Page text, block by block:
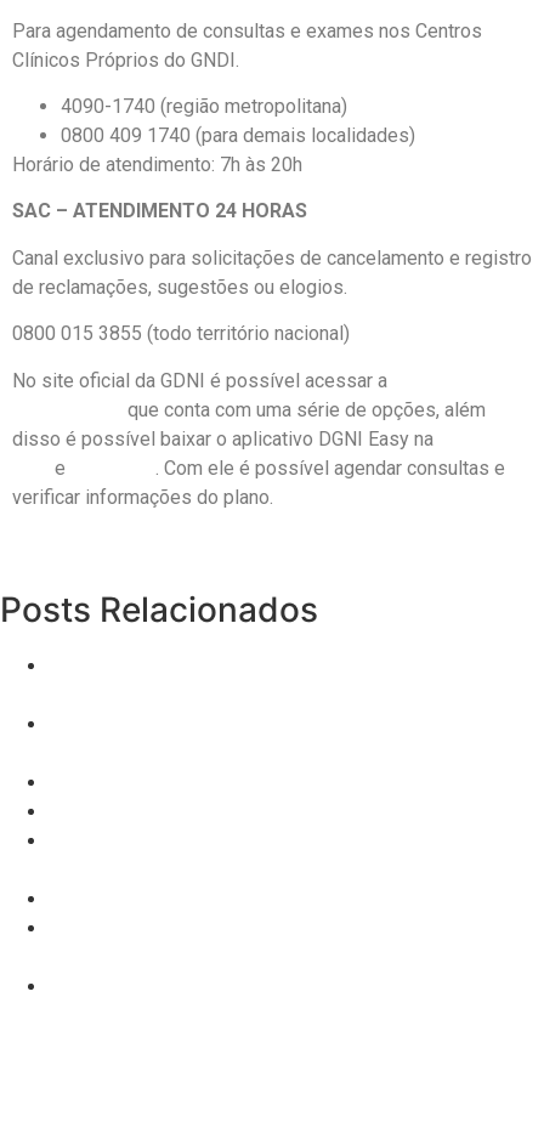
Para agendamento de consultas e exames nos Centros
Clínicos Próprios do GNDI.
4090-1740 (região metropolitana)
0800 409 1740 (para demais localidades)
Horário de atendimento: 7h às 20h
SAC – ATENDIMENTO 24 HORAS
Canal exclusivo para solicitações de cancelamento e registro
de reclamações, sugestões ou elogios.
0800 015 3855 (todo território nacional)
No site oficial da GDNI é possível acessar a
que conta com uma série de opções, além
disso é possível baixar o aplicativo DGNI Easy na
e
. Com ele é possível agendar consultas e
verificar informações do plano.
Posts Relacionados